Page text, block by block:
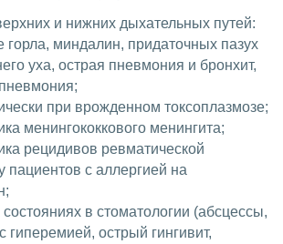
и нижних дыхательных путей:
горла, миндалин, придаточных пазух
уха, острая пневмония и бронхит,
при врожденном токсоплазмозе;
менингококкового менингита;
рецидивов ревматической
пациентов с аллергией на
в стоматологии (абсцессы,
гиперемией, острый гингивит,